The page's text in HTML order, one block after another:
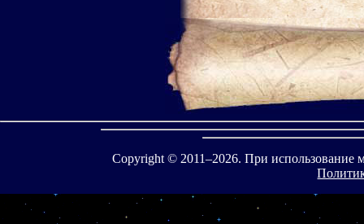
Copyright © 2011–2026. При использование